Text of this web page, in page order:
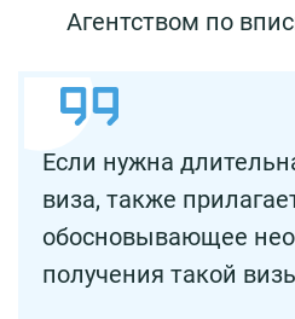
Агентством по
Если нужна
виза, также
обосновывающее
получения такой